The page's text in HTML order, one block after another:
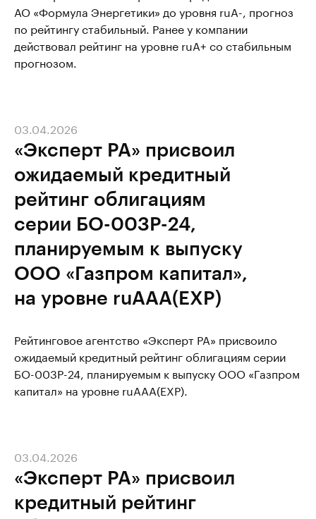
АО «Формула Энергетики» до уровня ruA-, прогноз
по рейтингу стабильный. Ранее у компании
действовал рейтинг на уровне ruА+ со стабильным
прогнозом.
«Эксперт РА» присвоил
ожидаемый кредитный
рейтинг облигациям
серии БО-003Р-24,
планируемым к выпуску
ООО «Газпром капитал»,
на уровне ruAAA(EXP)
03.04.2026
Рейтинговое агентство «Эксперт РА» присвоило
ожидаемый кредитный рейтинг облигациям серии
БО-003Р-24, планируемым к выпуску ООО «Газпром
капитал» на уровне ruAAA(EXP).
«Эксперт РА» присвоил
кредитный рейтинг
03.04.2026